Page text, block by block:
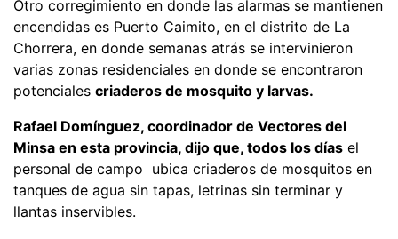
Otro corregimiento en donde las alarmas se mantienen
encendidas es Puerto Caimito, en el distrito de La
Chorrera, en donde semanas atrás se intervinieron
varias zonas residenciales en donde se encontraron
potenciales criaderos de mosquito y larvas.
Rafael Domínguez, coordinador de Vectores del
Minsa en esta provincia, dijo que, todos los días el
personal de campo ubica criaderos de mosquitos en
tanques de agua sin tapas, letrinas sin terminar y
llantas inservibles.